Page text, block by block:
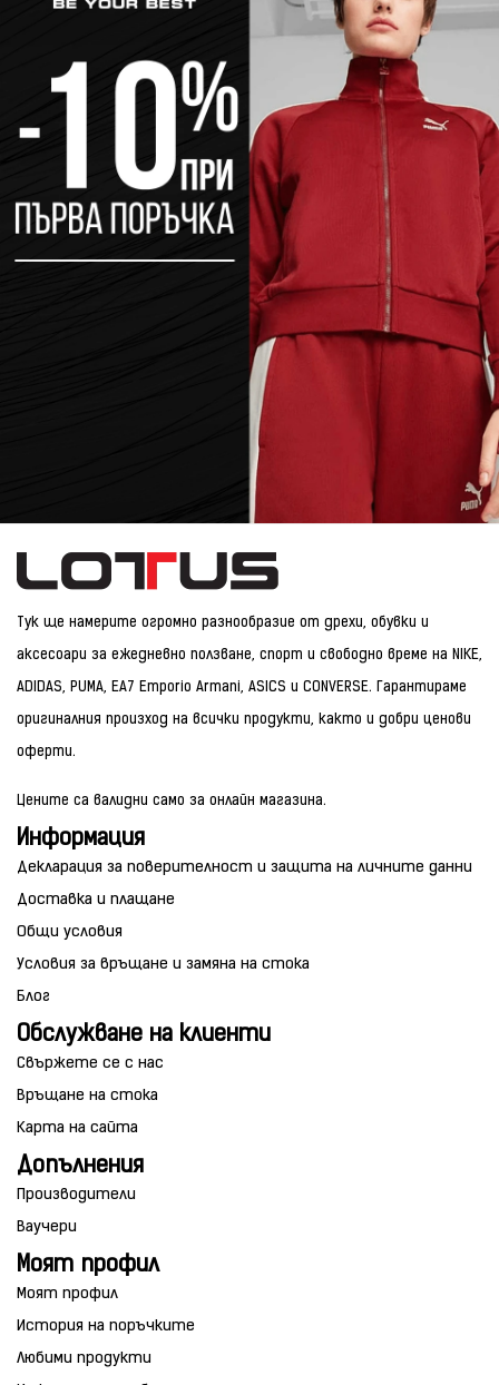
Тук ще намерите огромно разнообразие от дрехи, обувки и
аксесоари за ежедневно ползване, спорт и свободно време на NIKE,
ADIDAS, PUMA, EA7 Emporio Armani, ASICS и CONVERSE. Гарантираме
оригиналния произход на всички продукти, както и добри ценови
оферти.
Цените са валидни само за онлайн магазина.
Информация
Декларация за поверителност и защита на личните данни
Доставка и плащане
Общи условия
Условия за връщане и замяна на стока
Блог
Обслужване на клиенти
Свържете се с нас
Връщане на стока
Карта на сайта
Допълнения
Производители
Ваучери
Моят профил
Моят профил
История на поръчките
Любими продукти